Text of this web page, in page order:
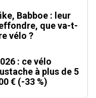
Babboe : leur
que va-t-
vélo ?
: ce vélo
à plus de 5
€ (-33 %)